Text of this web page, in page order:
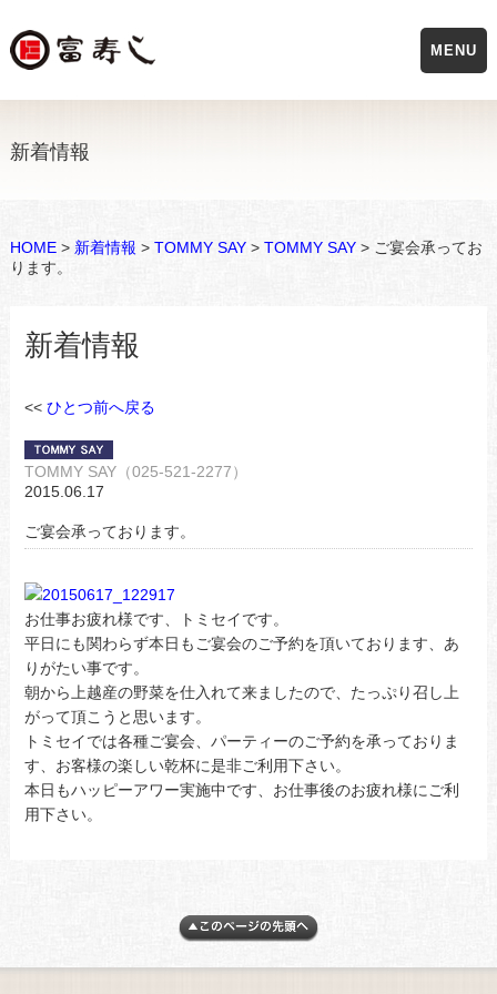
新着情報
HOME> 新着情報 > TOMMY SAY> TOMMY SAY> ご宴会承ってお
ります。
新着情報
<< ひとつ前へ戻る
TOMMY SAY（025-521-2277）
2015.06.17
ご宴会承っております。
お仕事お疲れ様です、トミセイです。
平日にも関わらず本日もご宴会のご予約を頂いております、あ
りがたい事です。
朝から上越産の野菜を仕入れて来ましたので、たっぷり召し上
がって頂こうと思います。
トミセイでは各種ご宴会、パーティーのご予約を承っておりま
す、お客様の楽しい乾杯に是非ご利用下さい。
本日もハッピーアワー実施中です、お仕事後のお疲れ様にご利
用下さい。
MENU